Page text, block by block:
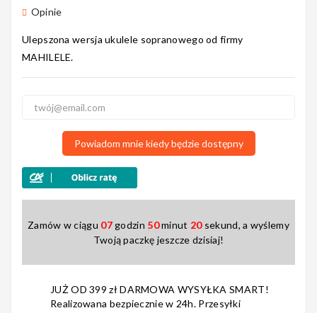
Instrumenty
Dla Dzieci
Akcesoria
Opinie
Ulepszona wersja ukulele sopranowego od firmy
MAHILELE.
Powiadom mnie kiedy będzie dostępny
Zamów w ciągu 07 godzin 50minut 20 sekund, a wyślemy
Twoją paczkę jeszcze dzisiaj!
JUŻ OD 399 zł DARMOWA WYSYŁKA SMART!
Realizowana bezpiecznie w 24h. Przesyłki